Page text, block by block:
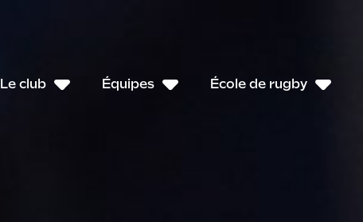
Le club Équipes École de rugby